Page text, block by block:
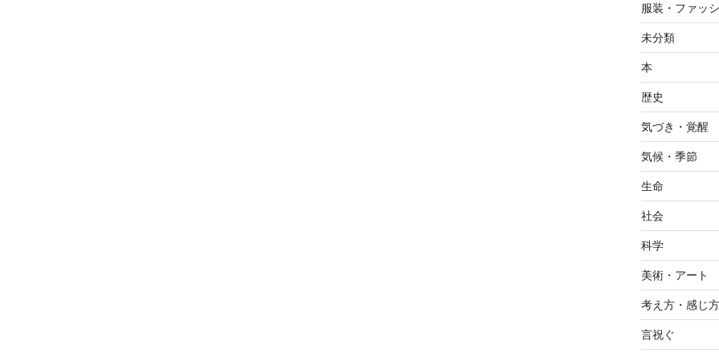
服装・ファッ
未分類
本
歴史
気づき・覚醒
気候・季節
生命
社会
科学
美術・アート
考え方・感じ方
言祝ぐ